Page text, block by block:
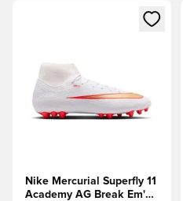
Åbner en Modal til at logge
Nike Mercurial Superfly 11
Academy AG Break Em'